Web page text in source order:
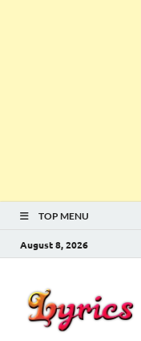
TOP MENU
August 8, 2026